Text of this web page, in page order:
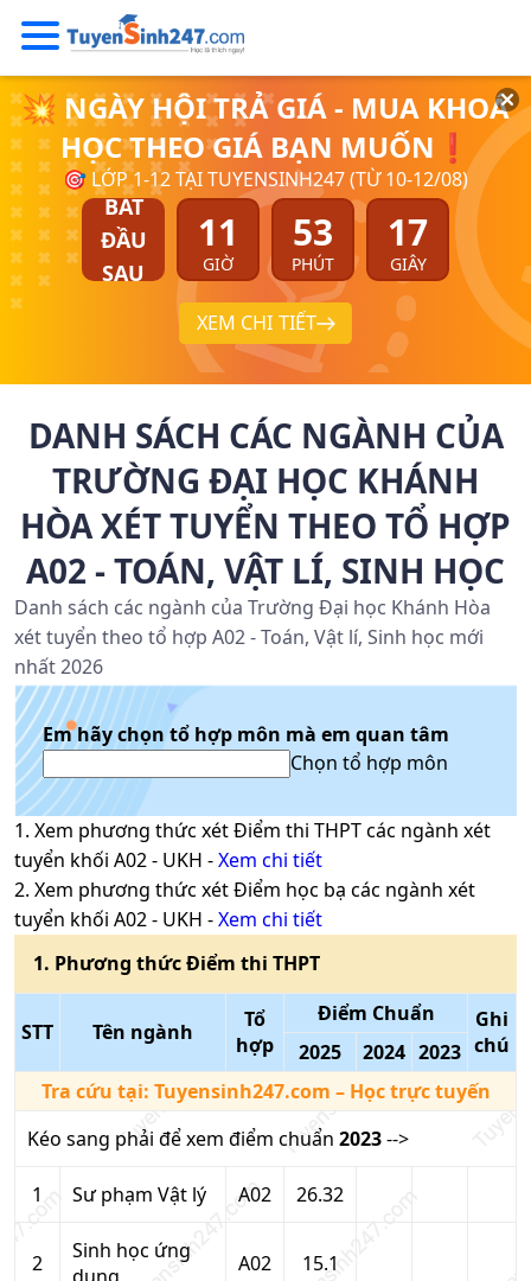
💥 NGÀY HỘI TRẢ GIÁ - MUA KHOÁ
HỌC THEO GIÁ BẠN MUỐN❗
🎯 LỚP 1-12 TẠI TUYENSINH247 (TỪ 10-12/08)
BẮT
ĐẦU
SAU
11
GIỜ
53
PHÚT
17
GIÂY
XEM CHI TIẾT
DANH SÁCH CÁC NGÀNH CỦA
TRƯỜNG ĐẠI HỌC KHÁNH
HÒA XÉT TUYỂN THEO TỔ HỢP
A02 - TOÁN, VẬT LÍ, SINH HỌC
Danh sách các ngành của Trường Đại học Khánh Hòa
xét tuyển theo tổ hợp A02 - Toán, Vật lí, Sinh học mới
nhất 2026
Em hãy chọn tổ hợp môn mà em quan tâm
Chọn tổ hợp môn
1. Xem phương thức xétĐiểm thi THPTcác ngành xét
tuyển khối A02- UKH -Xem chi tiết
2. Xem phương thức xétĐiểm học bạ các ngành xét
tuyển khối A02- UKH -Xem chi tiết
1. Phương thứcĐiểm thi THPT
STT Tên ngành
Tổ
hợp
Điểm Chuẩn
Ghi
chú
2025 2024 2023
Tra cứu tại: Tuyensinh247.com – Học trực tuyến
Kéo sang phải để xem điểm chuẩn 2023-->
1 Sư phạm Vật lý A02 26.32
2
Sinh học ứng
A02 15.1